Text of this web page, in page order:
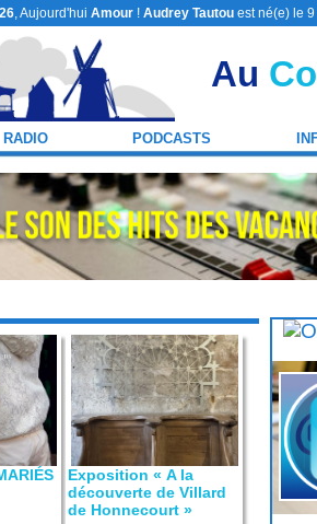
, Aujourd'hui Amour! Audrey Tautouest né(e) le 9
Au
RADIO PODCASTS
Exposition « A la
découverte de Villard
de Honnecourt »